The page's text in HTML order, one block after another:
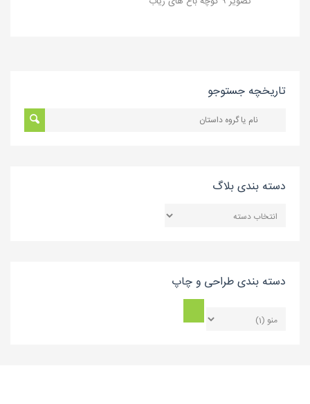
تاریخچه جستوجو
دسته بندی بلاگ
بندی
دسته بندی طراحی و چاپ